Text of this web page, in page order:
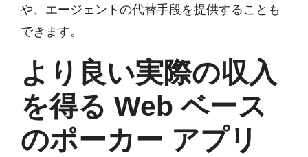
や、エージェントの代替手段を提供することも
できます。
より良い実際の収入
を得る Web ベース
のポーカー アプリ